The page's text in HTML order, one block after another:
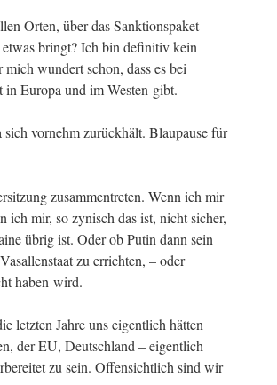
Orten, über das Sank­ti­ons­pa­ket –
etwas bringt? Ich bin defi­ni­tiv kein
wun­dert schon, dass es bei
Euro­pa und im Wes­ten gibt.
vor­nehm zurück­hält. Blau­pau­se für
zusam­men­tre­ten. Wenn ich mir
ich mir, so zynisch das ist, nicht sicher,
übrig ist. Oder ob Putin dann sein
zu errich­ten, – oder
haben wird.
letz­ten Jah­re uns eigent­lich hät­ten
der EU, Deutsch­land – eigent­lich
zu sein. Offen­sicht­lich sind wir